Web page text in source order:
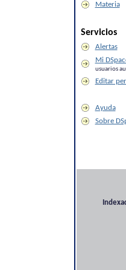
Materia
Servicios
Alertas
Mi
usuarios
Editar
Ayuda
Sobre